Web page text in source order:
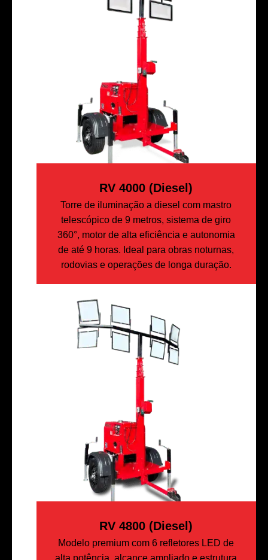
RV 4000 (diesel)
Torre de iluminação a diesel com mastro
telescópico de 9 metros, sistema de giro
360°, motor de alta eficiência e autonomia
de até 9 horas. Ideal para obras noturnas,
rodovias e operações de longa duração.
RV 4800 (Diesel)
Modelo premium com 6 refletores LED de
alta potência, alcance ampliado e estrutura